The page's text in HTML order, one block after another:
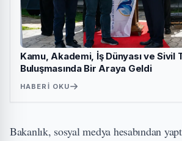
Kamu, Akademi, İş Dünyası ve Sivil
Buluşmasında Bir Araya Geldi
HABERI OKU
Bakanlık, sosyal medya hesabından